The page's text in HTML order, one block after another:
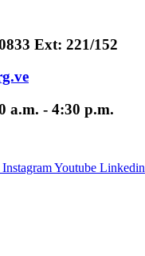
Ext: 221/152
a.m. - 4:30 p.m.
InstagramYoutube Linkedin